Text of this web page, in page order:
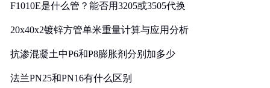
F1010E是什么管？能否用3205或3505代换
20x40x2镀锌方管单米重量计算与应用分析
抗渗混凝土中P6和P8膨胀剂分别加多少
法兰PN25和PN16有什么区别